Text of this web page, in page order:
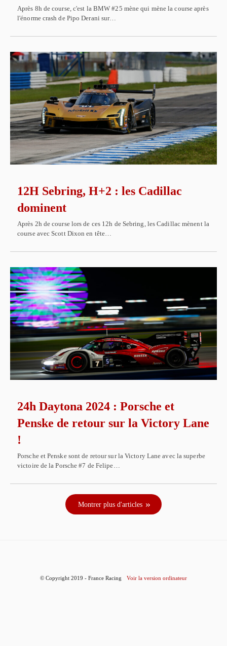
Après 8h de course, c'est la BMW #25 mène qui mène la course après
l'énorme crash de Pipo Derani sur…
12H Sebring, H+2 : les Cadillac
dominent
Après 2h de course lors de ces 12h de Sebring, les Cadillac mènent la
course avec Scott Dixon en tête…
24h Daytona 2024 : Porsche et
Penske de retour sur la Victory Lane
!
Porsche et Penske sont de retour sur la Victory Lane avec la superbe
victoire de la Porsche #7 de Felipe…
Montrer plus d'articles
© Copyright 2019 - France Racing Voir la version ordinateur